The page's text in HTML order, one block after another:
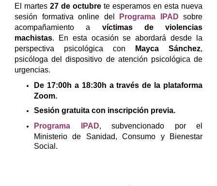
El martes 27 de octubre te esperamos en esta nueva
sesión formativa online del
Programa IPAD sobre
acompañamiento a víctimas de violencias
machistas. En esta ocasión se abordará desde la
perspectiva psicológica con
Mayca Sánchez,
psicóloga del dispositivo de atención psicológica de
urgencias.
De 17:00h a 18:30h a través de la plataforma
Zoom.
Sesión gratuita con inscripción previa.
Programa IPAD, subvencionado por el
Ministerio de Sanidad, Consumo y Bienestar
Social.